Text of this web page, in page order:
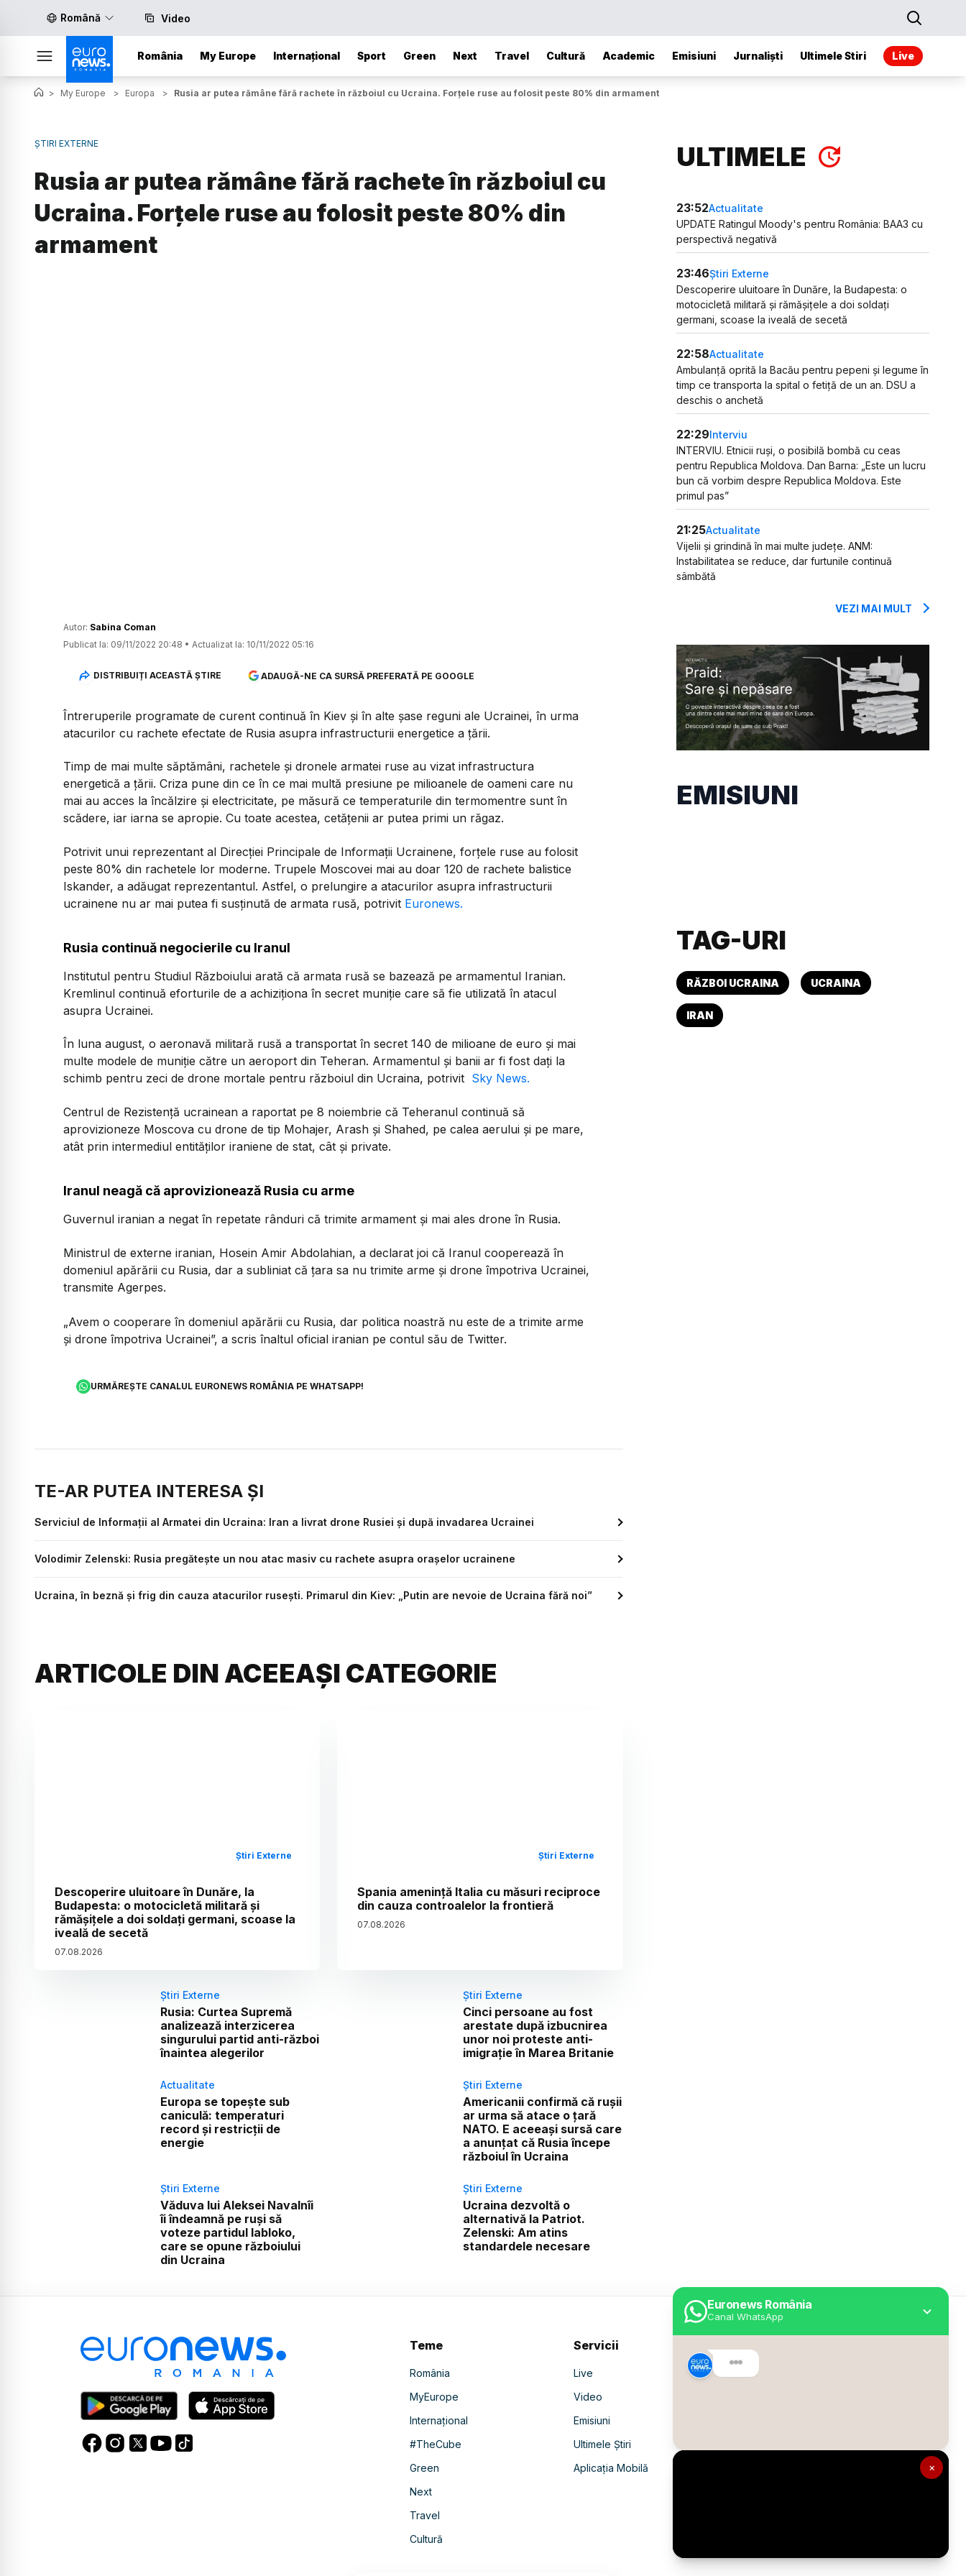
Română Video
România My Europe Internațional Sport Green Next Travel Cultură Academic Emisiuni Jurnaliști Ultimele Stiri Live
×
Euronews România
Canal WhatsApp
> My Europe > Europa > Rusia ar putea rămâne fără rachete în războiul cu Ucraina. Forțele ruse au folosit peste 80% din armament
ȘTIRI EXTERNE
Rusia ar putea rămâne fără rachete în războiul cu
Ucraina. Forțele ruse au folosit peste 80% din
armament
Autor: Sabina Coman
Publicat la: 09/11/2022 20:48 • Actualizat la: 10/11/2022 05:16
DISTRIBUIȚI ACEASTĂ ȘTIRE ADAUGĂ-NE CA SURSĂ PREFERATĂ PE GOOGLE
Întreruperile programate de curent continuă în Kiev și în alte șase reguni ale Ucrainei, în urma
atacurilor cu rachete efectate de Rusia asupra infrastructurii energetice a țării.
Timp de mai multe săptămâni, rachetele și dronele armatei ruse au vizat infrastructura
energetică a țării. Criza pune din ce în ce mai multă presiune pe milioanele de oameni care nu
mai au acces la încălzire și electricitate, pe măsură ce temperaturile din termomentre sunt în
scădere, iar iarna se apropie. Cu toate acestea, cetățenii ar putea primi un răgaz.
Potrivit unui reprezentant al Direcției Principale de Informații Ucrainene, forțele ruse au folosit
peste 80% din rachetele lor moderne. Trupele Moscovei mai au doar 120 de rachete balistice
Iskander, a adăugat reprezentantul. Astfel, o prelungire a atacurilor asupra infrastructurii
ucrainene nu ar mai putea fi susținută de armata rusă, potrivit Euronews.
Rusia continuă negocierile cu Iranul
Institutul pentru Studiul Războiului arată că armata rusă se bazează pe armamentul Iranian.
Kremlinul continuă eforturile de a achiziționa în secret muniție care să fie utilizată în atacul
asupra Ucrainei.
În luna august, o aeronavă militară rusă a transportat în secret 140 de milioane de euro și mai
multe modele de muniție către un aeroport din Teheran. Armamentul și banii ar fi fost dați la
schimb pentru zeci de drone mortale pentru războiul din Ucraina, potrivit Sky News.
Centrul de Rezistență ucrainean a raportat pe 8 noiembrie că Teheranul continuă să
aprovizioneze Moscova cu drone de tip Mohajer, Arash și Shahed, pe calea aerului și pe mare,
atât prin intermediul entităților iraniene de stat, cât și private.
Iranul neagă că aprovizionează Rusia cu arme
Guvernul iranian a negat în repetate rânduri că trimite armament şi mai ales drone în Rusia.
Ministrul de externe iranian, Hosein Amir Abdolahian, a declarat joi că Iranul cooperează în
domeniul apărării cu Rusia, dar a subliniat că ţara sa nu trimite arme şi drone împotriva Ucrainei,
transmite Agerpes.
„Avem o cooperare în domeniul apărării cu Rusia, dar politica noastră nu este de a trimite arme
şi drone împotriva Ucrainei”, a scris înaltul oficial iranian pe contul său de Twitter.
URMĂREȘTE CANALUL EURONEWS ROMÂNIA PE WHATSAPP!
TE-AR PUTEA INTERESA ȘI
Serviciul de Informații al Armatei din Ucraina: Iran a livrat drone Rusiei și după invadarea Ucrainei
Volodimir Zelenski: Rusia pregătește un nou atac masiv cu rachete asupra orașelor ucrainene
Ucraina, în beznă și frig din cauza atacurilor rusești. Primarul din Kiev: „Putin are nevoie de Ucraina fără noi”
ARTICOLE DIN ACEEAȘI CATEGORIE
Știri Externe
Descoperire uluitoare în Dunăre, la
Budapesta: o motocicletă militară și
rămășițele a doi soldați germani, scoase la
iveală de secetă
07.08.2026
Știri Externe
Spania amenință Italia cu măsuri reciproce
din cauza controalelor la frontieră
07.08.2026
Știri Externe
Rusia: Curtea Supremă
analizează interzicerea
singurului partid anti-război
înaintea alegerilor
Știri Externe
Cinci persoane au fost
arestate după izbucnirea
unor noi proteste anti-
imigrație în Marea Britanie
Actualitate
Europa se topește sub
caniculă: temperaturi
record și restricții de
energie
Știri Externe
Americanii confirmă că rușii
ar urma să atace o țară
NATO. E aceeași sursă care
a anunțat că Rusia începe
războiul în Ucraina
Știri Externe
Văduva lui Aleksei Navalnîi
îi îndeamnă pe ruși să
voteze partidul Iabloko,
care se opune războiului
din Ucraina
Știri Externe
Ucraina dezvoltă o
alternativă la Patriot.
Zelenski: Am atins
standardele necesare
ULTIMELE
23:52Actualitate
UPDATE Ratingul Moody's pentru România: BAA3 cu
perspectivă negativă
23:46Știri Externe
Descoperire uluitoare în Dunăre, la Budapesta: o
motocicletă militară și rămășițele a doi soldați
germani, scoase la iveală de secetă
22:58Actualitate
Ambulanță oprită la Bacău pentru pepeni și legume în
timp ce transporta la spital o fetiță de un an. DSU a
deschis o anchetă
22:29Interviu
INTERVIU. Etnicii ruși, o posibilă bombă cu ceas
pentru Republica Moldova. Dan Barna: „Este un lucru
bun că vorbim despre Republica Moldova. Este
primul pas”
21:25Actualitate
Vijelii și grindină în mai multe județe. ANM:
Instabilitatea se reduce, dar furtunile continuă
sâmbătă
VEZI MAI MULT
EMISIUNI
TAG-URI
RĂZBOI UCRAINA UCRAINA
IRAN
Teme
România
MyEurope
Internațional
#TheCube
Green
Next
Travel
Cultură
Servicii
Live
Video
Emisiuni
Ultimele Știri
Aplicația Mobilă
Despre Euronews